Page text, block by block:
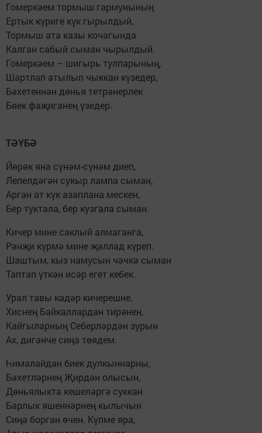
Гомеркәем тормыш гармунының
Ертык күриге күк гырылдый,
Тормыш ата казы кочагында
Калган сабый сыман чырылдый.
Гомеркәем – шигырь тулпарының,
Шартлап атылып чыккан күзедер,
Бәхетеннән дөнья тетрәнерлек
Бөек фаҗиганең үзедер.
ТӘҮБӘ
Йөрәк яна сүнәм-сүнәм диеп,
Лепелдәгән сукыр лампа сыман,
Арган ат күк азаплана мескен,
Бер туктала, бер кузгала сыман.
Кичер мине саклый алмаганга,
Рәнҗи күрмә мине җәллад күреп.
Шаштым, кыз намусын чәчкә сыман
Таптап үткән исәр егет кебек.
Урал тавы кадәр кичерешне,
Хиснең Байкаллардан тирәнен,
Кайгыларның Себерләрдән зурын
Ах, дигәнче сиңа төядем.
Һималайдан биек дулкыннарны,
Бәхетләрнең Җирдән олысын,
Дөньялыкта кешеләргә суккан
Барлык яшеннәрнең кылычын
Сиңа борган өчен. Күпме яра,